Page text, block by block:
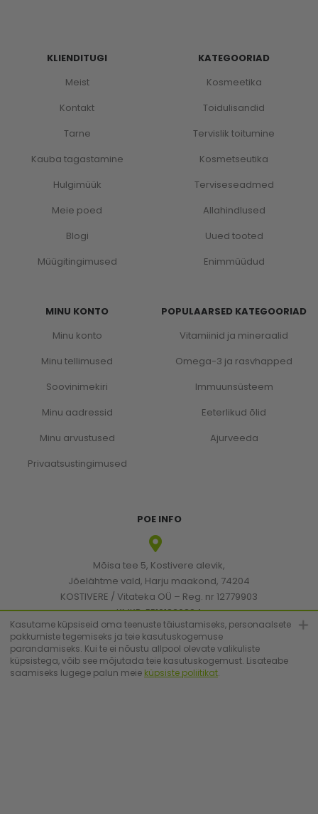
KLIENDITUGI
Meist
Kontakt
Tarne
Kauba tagastamine
Hulgimüük
Meie poed
Blogi
Müügitingimused
MINU KONTO
Minu konto
Minu tellimused
Soovinimekiri
Minu aadressid
Minu arvustused
Privaatsustingimused
KATEGOORIAD
Kosmeetika
Toidulisandid
Tervislik toitumine
Kosmetseutika
Terviseseadmed
Allahindlused
Uued tooted
Enimmüüdud
POPULAARSED KATEGOORIAD
Vitamiinid ja mineraalid
Omega-3 ja rasvhapped
Immuunsüsteem
Eeterlikud õlid
Ajurveeda
POE INFO
Mõisa tee 5, Kostivere alevik,
Jõelähtme vald, Harju maakond, 74204
KOSTIVERE / Vitateka OÜ – Reg. nr 12779903
KMKR: EE101830894
[email protected]
Kasutame küpsiseid oma teenuste täiustamiseks, personaalsete
pakkumiste tegemiseks ja teie kasutuskogemuse
parandamiseks. Kui te ei nõustu allpool olevate valikuliste
küpsistega, võib see mõjutada teie kasutuskogemust. Lisateabe
saamiseks lugege palun meie küpsiste poliitikat.